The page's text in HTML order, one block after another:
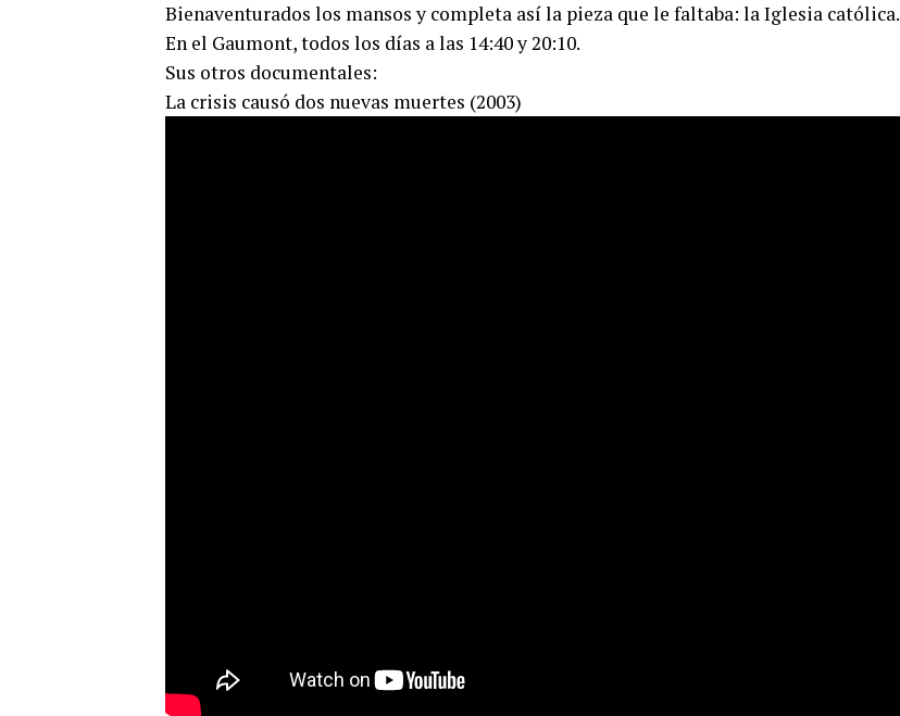
Bienaventurados los mansos y completa así la pieza que le faltaba: la Iglesia católica.
En el Gaumont, todos los días a las 14:40 y 20:10.
Sus otros documentales:
La crisis causó dos nuevas muertes (2003)